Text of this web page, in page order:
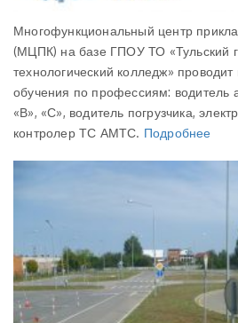
Многофункциональный центр
(МЦПК) на базе ГПОУ ТО «Тульский
технологический колледж»
обучения по профессиям: водитель
«В», «С», водитель погрузчика,
контролер ТС АМТС. Подробнее